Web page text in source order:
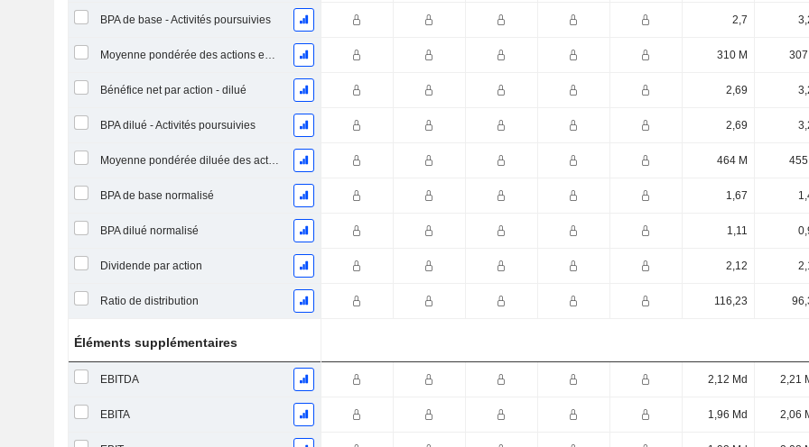
BPA de base - Activités poursuivies 2,7
Moyenne pondérée des actions en circulation 310 M 307
Bénéfice net par action - dilué 2,69
BPA dilué - Activités poursuivies 2,69
Moyenne pondérée diluée des actions en circulation 464 M 455
BPA de base normalisé 1,67
BPA dilué normalisé 1,11
Dividende par action 2,12
Ratio de distribution 116,23
Éléments supplémentaires
EBITDA 2,12 Md 2,21
EBITA 1,96 Md 2,06